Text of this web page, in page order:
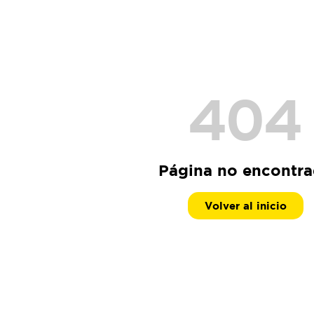
404
Página no
Volver al inicio